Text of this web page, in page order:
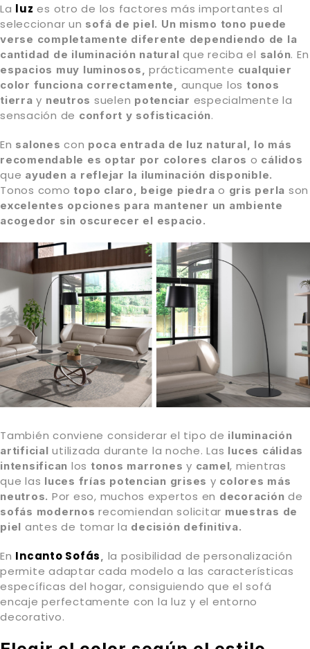
La luz es otro de los factores más importantes al
seleccionar un sofá de piel. Un mismo tono puede
verse completamente diferente dependiendo de la
cantidad de iluminación natural que reciba el salón. En
espacios muy luminosos, prácticamente cualquier
color funciona correctamente, aunque los tonos
tierra y neutros suelen potenciar especialmente la
sensación de confort y sofisticación.
En salones con poca entrada de luz natural, lo más
recomendable es optar por colores claros o cálidos
que ayuden a reflejar la iluminación disponible.
Tonos como topo claro, beige piedra o gris perla son
excelentes opciones para mantener un ambiente
acogedor sin oscurecer el espacio.
También conviene considerar el tipo de iluminación
artificial utilizada durante la noche. Las luces cálidas
intensifican los tonos marrones y camel, mientras
que las luces frías potencian grises y colores más
neutros. Por eso, muchos expertos en decoración de
sofás modernos recomiendan solicitar muestras de
piel antes de tomar la decisión definitiva.
En Incanto Sofás, la posibilidad de personalización
permite adaptar cada modelo a las características
específicas del hogar, consiguiendo que el sofá
encaje perfectamente con la luz y el entorno
decorativo.